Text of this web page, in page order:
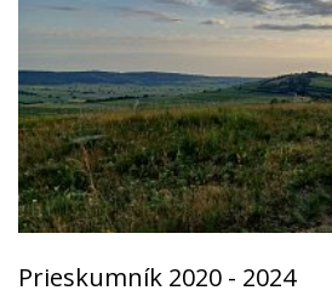
Prieskumník 2020 - 2024